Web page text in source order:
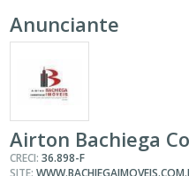
Anunciante
Airton Bachiega
CRECI:36.898-F